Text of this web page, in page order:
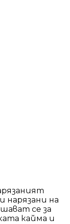
нарязани на
се за
кайма и